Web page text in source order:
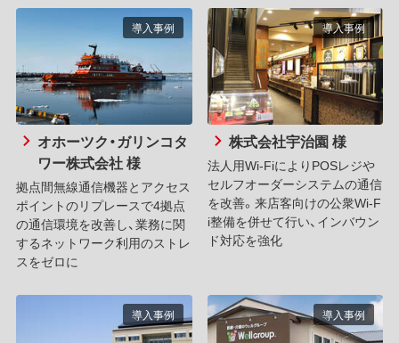
オホーツク・ガリンコタ
ワー株式会社 様
拠点間無線通信機器とアクセス
ポイントのリプレースで4拠点
の通信環境を改善し、業務に関
するネットワーク利用のストレ
スをゼロに
導入事例
株式会社宇治園 様
法人用Wi-FiによりPOSレジや
セルフオーダーシステムの通信
を改善。来店客向けの公衆Wi-F
i整備を併せて行い、インバウン
ド対応を強化
導入事例
導入事例 導入事例